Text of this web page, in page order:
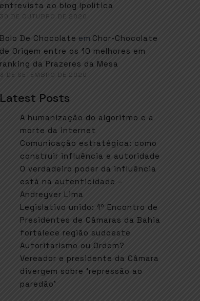
entrevista ao blog Ipolítica
30 DE OUTUBRO DE 2020
Bolo De Chocolate em Chor-Chocolate
de Origem entre os 10 melhores em
ranking da Prazeres da Mesa
3 DE SETEMBRO DE 2020
Latest Posts
A humanização do algoritmo e a
morte da internet
Comunicação estratégica: como
construir influência e autoridade
O verdadeiro poder da influência
está na autenticidade –
Andreyver Lima
Legislativo unido: 1º Encontro de
Presidentes de Câmaras da Bahia
fortalece região sudoeste
Autoritarismo ou Ordem?
Vereador e presidente da Câmara
divergem sobre ‘repressão ao
paredão’